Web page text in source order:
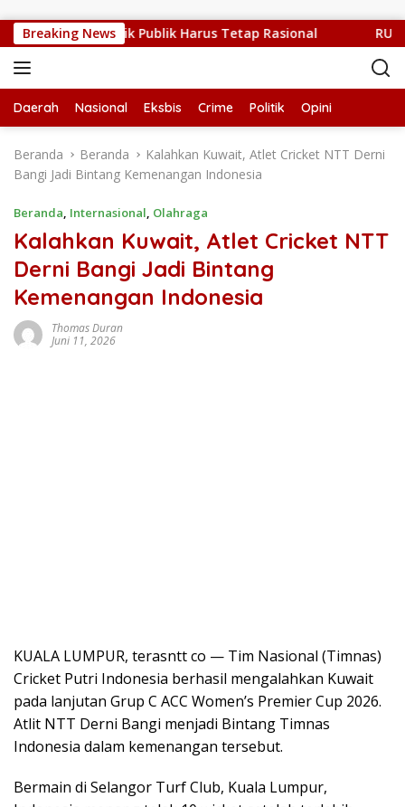
Breaking News
Sulit, Kritik Publik Harus Tetap Rasional RUPS
Daerah Nasional Eksbis Crime Politik Opini
Beranda Beranda
Kalahkan Kuwait, Atlet Cricket NTT Derni
Bangi Jadi Bintang Kemenangan Indonesia
Beranda, Internasional, Olahraga
Kalahkan Kuwait, Atlet Cricket NTT
Derni Bangi Jadi Bintang
Kemenangan Indonesia
Thomas Duran
Juni 11, 2026
KUALA LUMPUR, terasntt co — Tim Nasional (Timnas)
Cricket Putri Indonesia berhasil mengalahkan Kuwait
pada lanjutan Grup C ACC Women’s Premier Cup 2026.
Atlit NTT Derni Bangi menjadi Bintang Timnas
Indonesia dalam kemenangan tersebut.
Bermain di Selangor Turf Club, Kuala Lumpur,